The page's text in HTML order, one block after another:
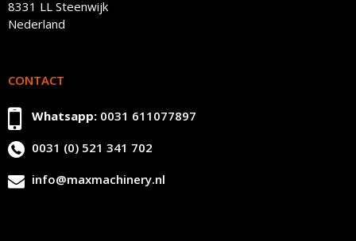
8331 LL Steenwijk
Nederland
CONTACT
Whatsapp: 0031 611077897
0031 (0) 521 341 702
info@maxmachinery.nl